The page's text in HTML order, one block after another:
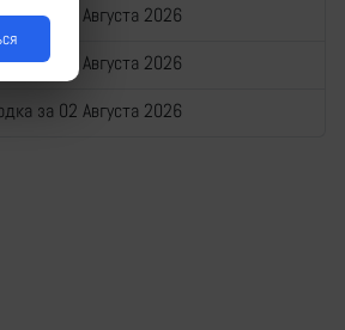
за 04 Августа 2026
за 03 Августа 2026
за 02 Августа 2026